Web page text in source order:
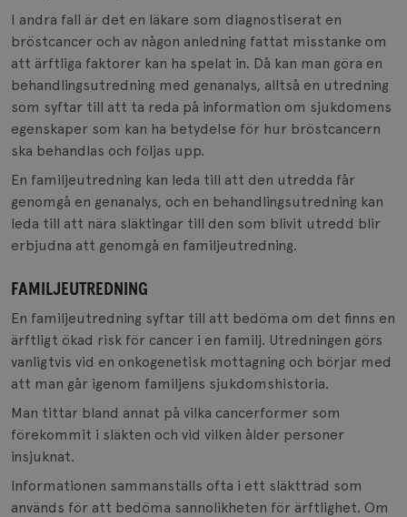
I andra fall är det en läkare som diagnostiserat en
bröstcancer och av någon anledning fattat misstanke om
att ärftliga faktorer kan ha spelat in. Då kan man göra en
behandlingsutredning med genanalys, alltså en utredning
som syftar till att ta reda på information om sjukdomens
egenskaper som kan ha betydelse för hur bröstcancern
ska behandlas och följas upp.
En familjeutredning kan leda till att den utredda får
genomgå en genanalys, och en behandlingsutredning kan
leda till att nära släktingar till den som blivit utredd blir
erbjudna att genomgå en familjeutredning.
FAMILJEUTREDNING
En familjeutredning syftar till att bedöma om det finns en
ärftligt ökad risk för cancer i en familj. Utredningen görs
vanligtvis vid en onkogenetisk mottagning och börjar med
att man går igenom familjens sjukdomshistoria.
Man tittar bland annat på vilka cancerformer som
förekommit i släkten och vid vilken ålder personer
insjuknat.
Informationen sammanställs ofta i ett släktträd som
används för att bedöma sannolikheten för ärftlighet. Om